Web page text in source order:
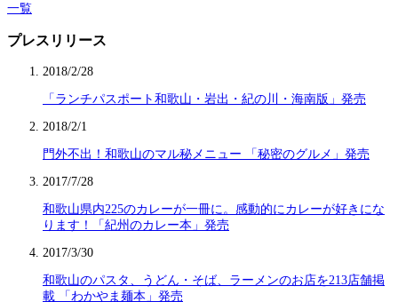
一覧
プレスリリース
2018/2/28
「ランチパスポート和歌山・岩出・紀の川・海南版」発売
2018/2/1
門外不出！和歌山のマル秘メニュー 「秘密のグルメ」発売
2017/7/28
和歌山県内225のカレーが一冊に。感動的にカレーが好きにな
ります！「紀州のカレー本」発売
2017/3/30
和歌山のパスタ、うどん・そば、ラーメンのお店を213店舗掲
載 「わかやま麺本」発売